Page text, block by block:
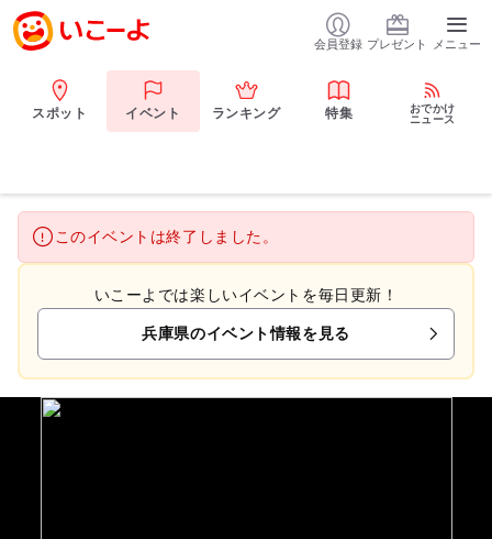
会員登録 プレゼント メニュー
スポット イベント ランキング 特集
おでかけ
ニュース
このイベントは終了しました。
いこーよでは楽しいイベントを毎日更新！
兵庫県のイベント情報を見る